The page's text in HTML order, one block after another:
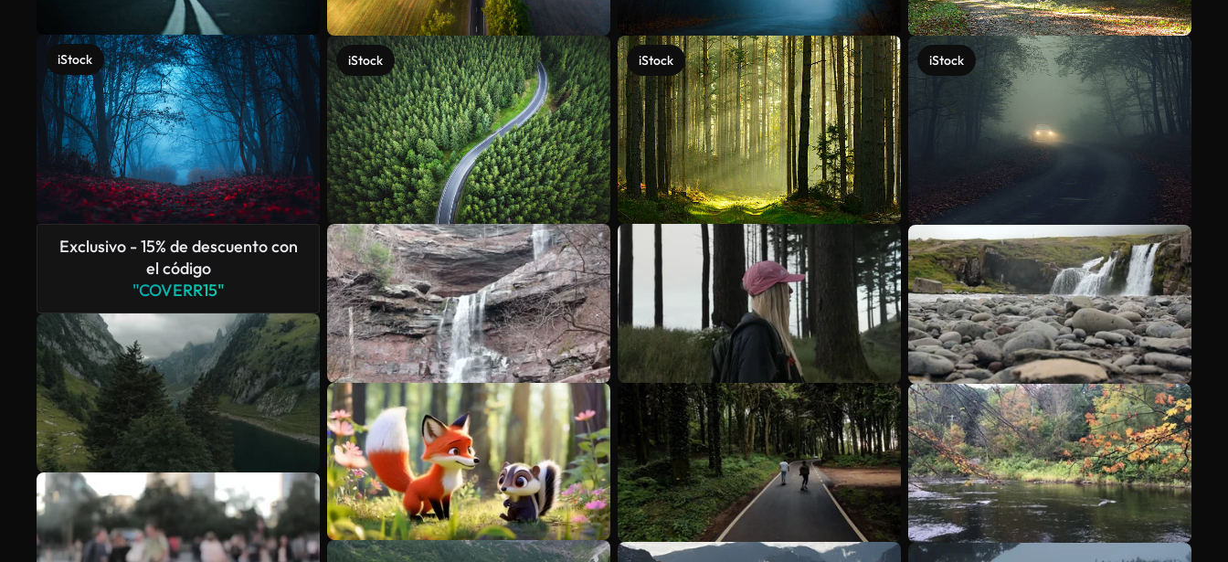
iStock
Exclusivo - 15% de descuento con
el código
"COVERR15"
iStock iStock iStock
Ver más